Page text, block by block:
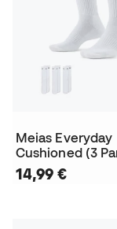
Meias Everyday
Cushioned (3
14,99 €